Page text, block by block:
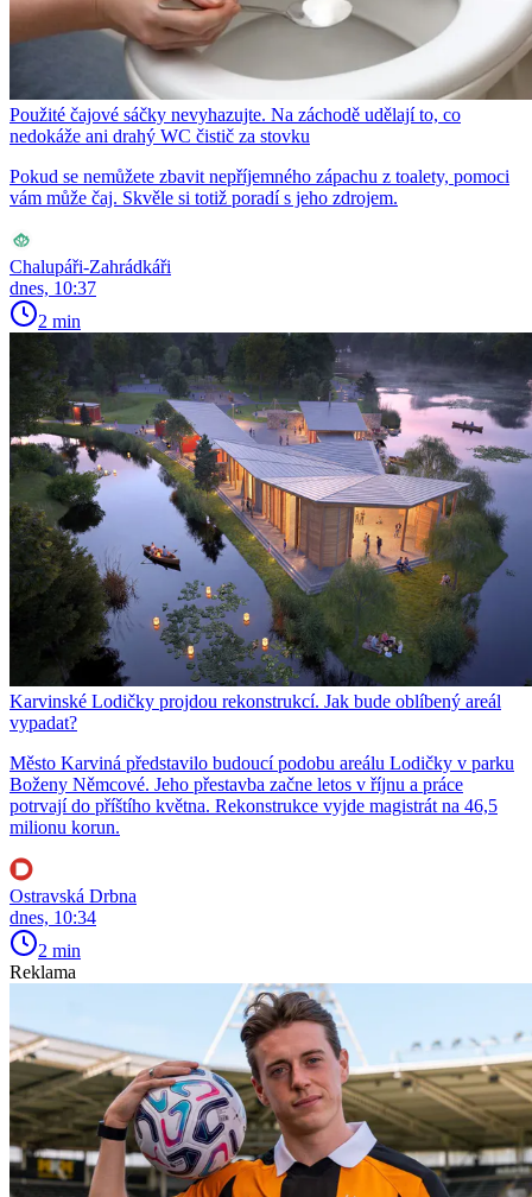
Použité čajové sáčky nevyhazujte. Na záchodě udělají to, co
nedokáže ani drahý WC čistič za stovku
Pokud se nemůžete zbavit nepříjemného zápachu z toalety, pomoci
vám může čaj. Skvěle si totiž poradí s jeho zdrojem.
Chalupáři-Zahrádkáři
dnes, 10:37
2 min
Karvinské Lodičky projdou rekonstrukcí. Jak bude oblíbený areál
vypadat?
Město Karviná představilo budoucí podobu areálu Lodičky v parku
Boženy Němcové. Jeho přestavba začne letos v říjnu a práce
potrvají do příštího května. Rekonstrukce vyjde magistrát na 46,5
milionu korun.
Ostravská Drbna
dnes, 10:34
2 min
Reklama